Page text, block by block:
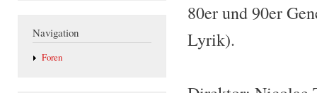
Navigation
Foren
80er und 90er
Lyrik).